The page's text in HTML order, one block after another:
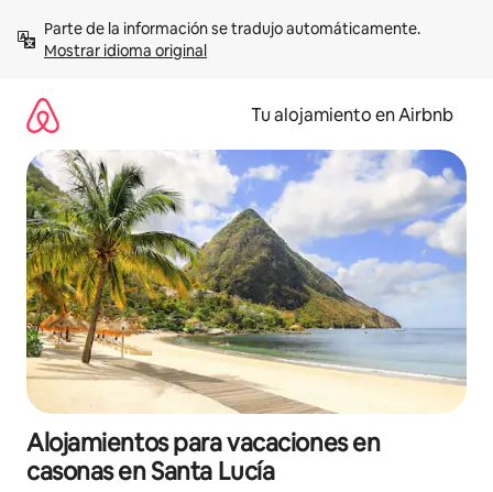
contenidoMostrar idioma original
Tu alojamiento en Airbnb
Alojamientos para vacaciones en
casonas en Santa Lucía